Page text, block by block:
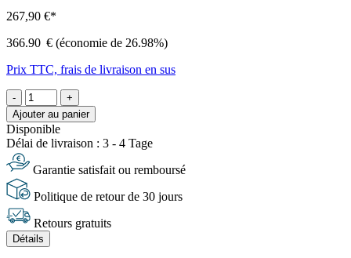
267,90 €*
366.90 € (économie de 26.98%)
Prix TTC, frais de livraison en sus
-
+
Ajouter au panier
Disponible
Délai de livraison : 3 - 4 Tage
Garantie satisfait ou remboursé
Politique de retour de 30 jours
Retours gratuits
Détails